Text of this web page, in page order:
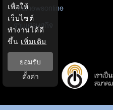
Thainewsonline
ฐานเศรษฐกิจ
เพื่อให้
เว็บไซต์
ทำงานได้ดี
ขึ้น เพิ่มเติม
ยอมรับ
ตั้งค่า